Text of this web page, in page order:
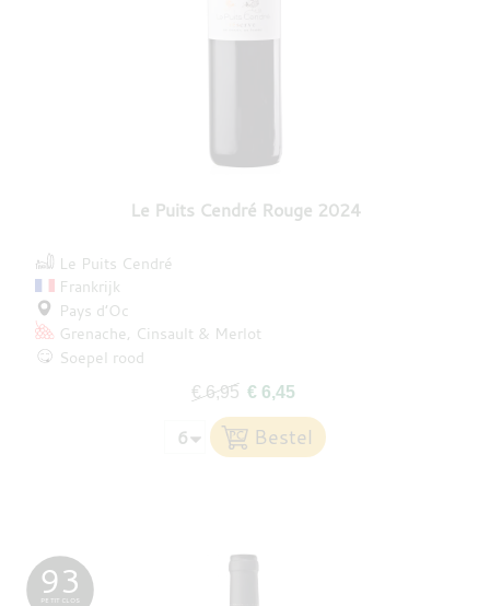
Le Puits Cendré Rouge 2024
Le Puits Cendré
Frankrijk
Pays d’Oc
Grenache
Cinsault
Merlot
Soepel rood
€ 6,95 € 6,45
93
PETIT CLOS